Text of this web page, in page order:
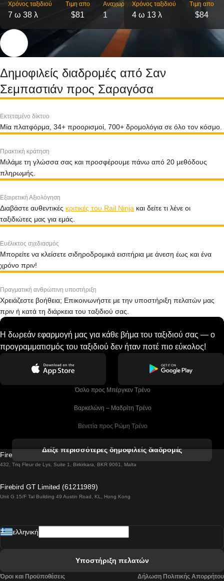
Χρόνος ταξιδιού
7 ω 38 λ
Τιμη απο
$81
Αναχωρήσεις
1
Χρόνος ταξιδιού
4 ω 13 λ
Τιμη απο
$84
Δημοφιλείς διαδρομές από Σαν
Σεμπαστιάν προς Σαραγόσα
Εκτεταμένο δίκτυο
Μία πλατφόρμα, 34+ προορισμοί, 700+ δρομολόγια σε όλο τον κόσμο.
Πρακτική κράτηση
Μιλάμε τη γλώσσα σας και προσφέρουμε πάνω από 20 μεθόδους
πληρωμής.
Εξαιρετική Αξιολόγηση
Διαβάστε αυθεντικές κριτικές του Rail Ninja και δείτε τι λένε οι
ταξιδιώτες μας για εμάς.
Ευέλικτος σχεδιασμός
Μπορείτε να κλείσετε σιδηροδρομικά εισιτήρια με άνεση έως και ένα
χρόνο πριν!
Πραγματική ανθρώπινη υποστήριξη
Χρειάζεστε βοήθεια; Επικοινωνήστε με την υποστήριξη πελατών μας
πριν ή κατά τη διάρκεια του ταξιδιού σας.
Η δωρεάν εφαρμογή μας για κάθε βήμα του ταξιδιού σας — ο
προγραμματισμός του ταξιδιού δεν ήταν ποτέ πιο εύκολος!
Όσλο προς Μπέργκεν Tρένο
Βαρκελώνη – Μαδρίτη Tρένο
Βενετία προς Ρώμη Τρένο
Βιέννη προς Σάλτσμπουργκ Τρένα
Βουδαπέστη προς Πράγα Tρένο
Δείξε περισσότερες δημοφιλείς διαδρομές
Firebird GT Limited (OC 1451)
432, Triq Fleur de Lys, Suite 1, Birkirkara, BKR 9061, Malta
Firebird GT Limited (61211989)
Unit G 15/F Tal Building 49 Austin Road, KL, Hong Kong
ελληνική
Υποστήριξη πελατών
Όροι και Προϋποθέσεις Δήλωση Πολιτικής Απορρήτου